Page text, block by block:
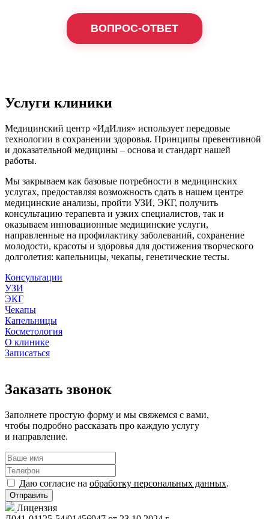
ВОПРОС-ОТВЕТ
Услуги клиники
Медицинский центр «ИдИлия» использует передовые
технологии в сохранении здоровья. Принципы превентивной
и доказательной медицины – основа и стандарт нашей
работы.
Мы закрываем как базовые потребности в медицинских
услугах, предоставляя возможность сдать в нашем центре
медицинские анализы, пройти УЗИ, ЭКГ, получить
консультацию терапевта и узких специалистов, так и
оказываем инновационные медицинские услуги,
направленные на профилактику заболеваний, сохранение
молодости, красоты и здоровья для достижения творческого
долголетия: капельницы, чекапы, генетические тесты.
Консультации
УЗИ
ЭКГ
Чекапы
Капельницы
Косметология
О клинике
Записаться
Заказать звонок
Заполнете простую форму и мы свяжемся с вами,
чтобы подробно рассказать про каждую услугу
и направление.
Даю согласие на обработку персональных данных.
Лицензия